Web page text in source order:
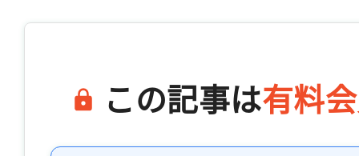
この記事は有料